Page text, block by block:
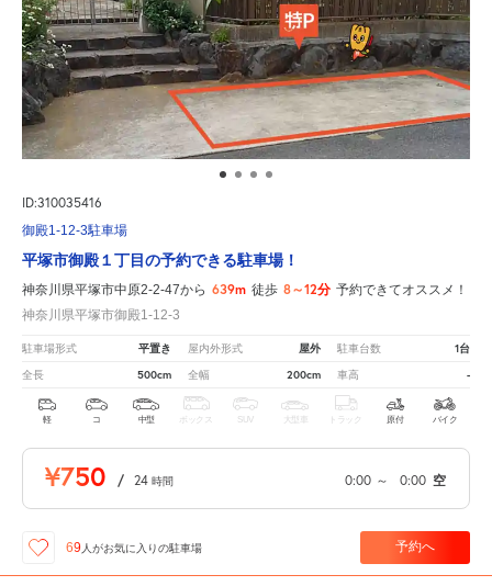
ID:310035416
御殿1-12-3駐車場
平塚市御殿１丁目の予約できる駐車場！
神奈川県平塚市中原2-2-47から 639m 徒歩 8～12分 予約できてオススメ！
神奈川県平塚市御殿1-12-3
駐車場形式 平置き 屋内外形式 屋外 駐車台数 1台
全長 500cm 全幅 200cm 車高 -
軽 コ 中型 ボックス SUV 大型車 トラック 原付 バイク
¥750 / 24 時間 0:00 ～ 0:00 空
69 人がお気に入りの駐車場 予約へ